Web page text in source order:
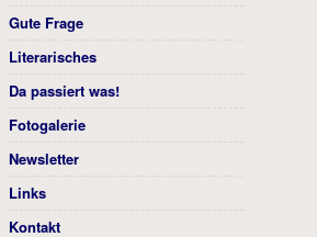
Gute Frage
Literarisches
Da passiert was!
Fotogalerie
Newsletter
Links
Kontakt